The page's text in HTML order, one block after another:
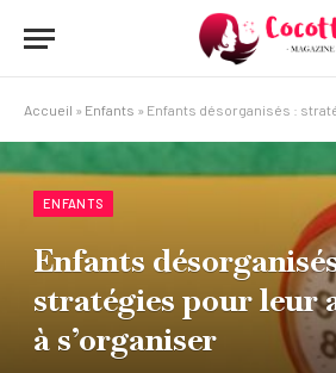
Accueil » Enfants » Enfants désorganisés : stratégies
ENFANTS
Enfants
stratégies pour leur
à s’organiser